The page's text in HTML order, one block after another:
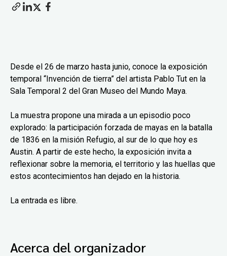
Desde el 26 de marzo hasta junio, conoce la exposición
temporal “Invención de tierra” del artista Pablo Tut en la
Sala Temporal 2 del Gran Museo del Mundo Maya.
La muestra propone una mirada a un episodio poco
explorado: la participación forzada de mayas en la batalla
de 1836 en la misión Refugio, al sur de lo que hoy es
Austin. A partir de este hecho, la exposición invita a
reflexionar sobre la memoria, el territorio y las huellas que
estos acontecimientos han dejado en la historia.
La entrada es libre.
Acerca del organizador